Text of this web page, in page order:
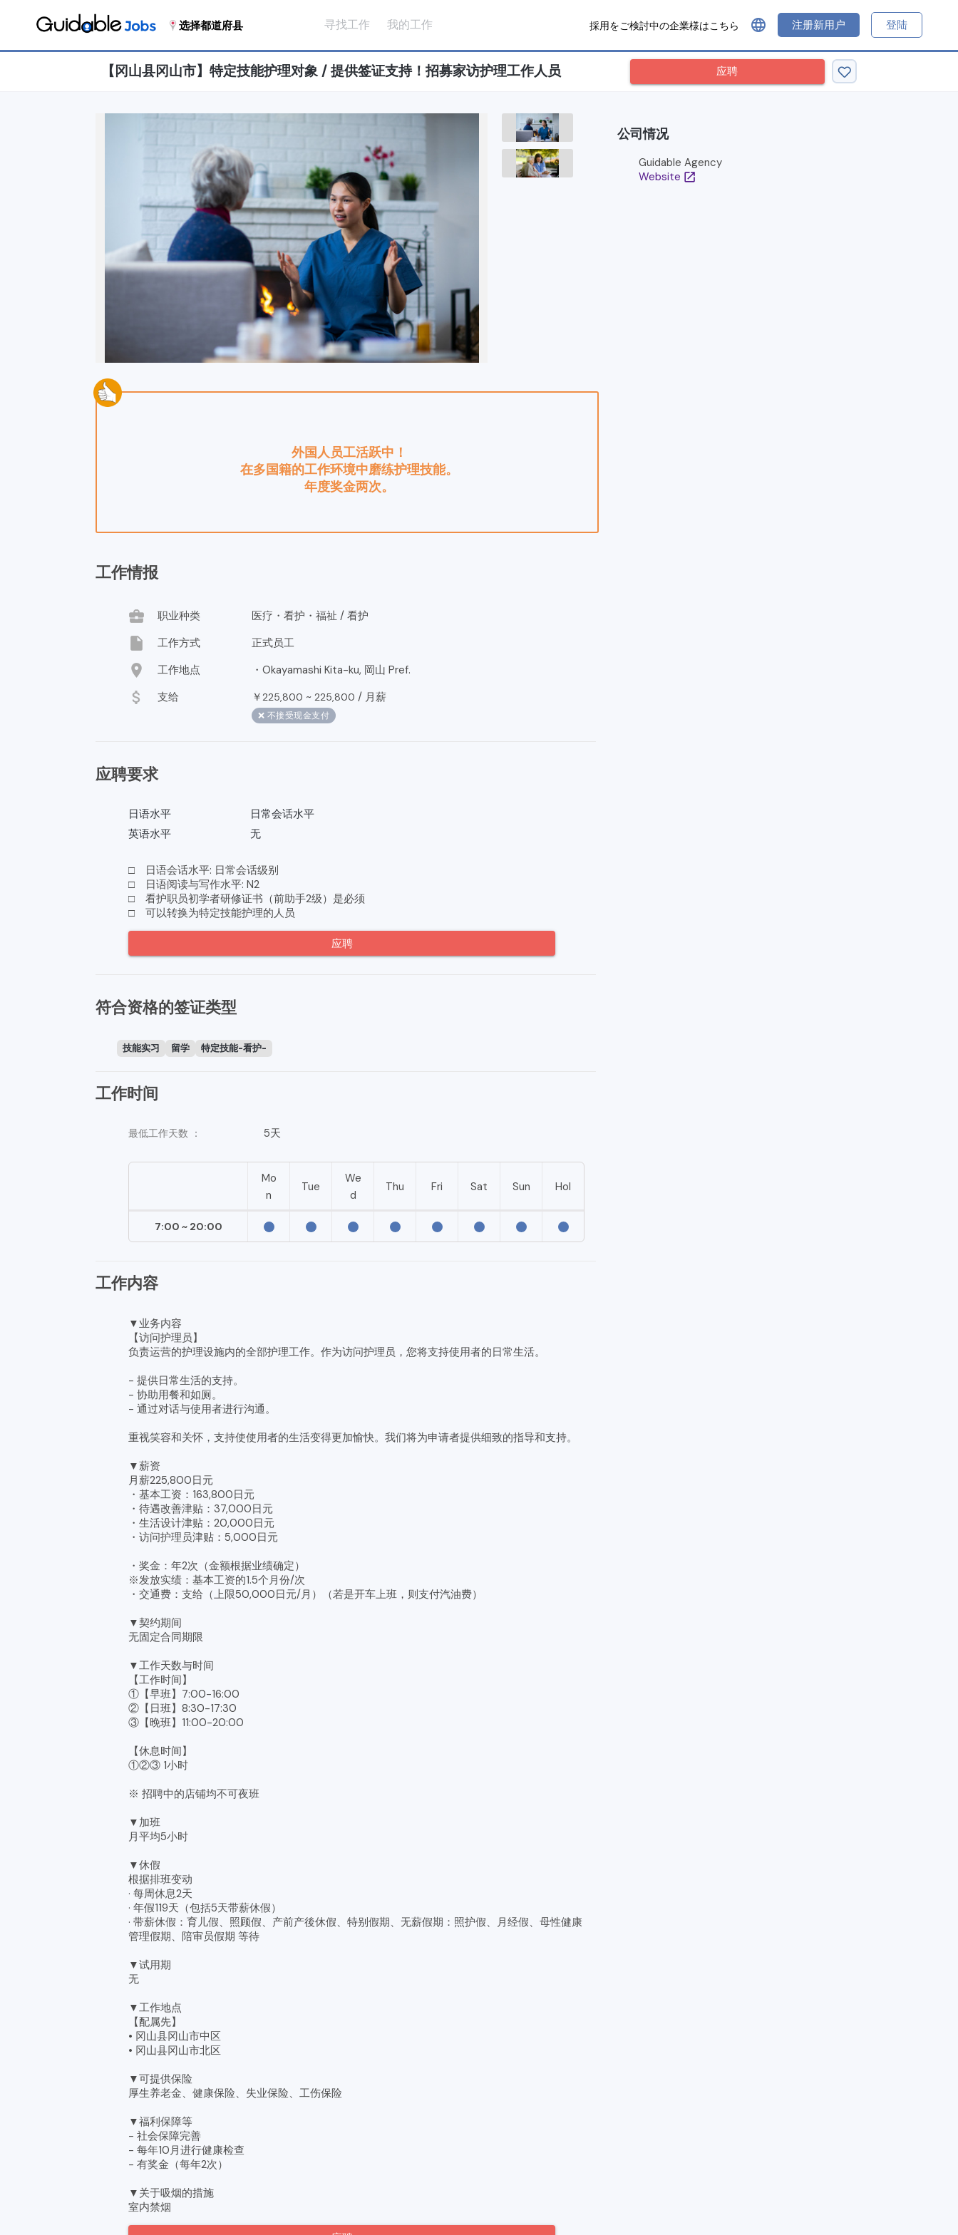
选择都道府县 寻找工作 我的工作 採用をご検討中の企業様はこちら language 注册新用户 登陆
【冈山县冈山市】特定技能护理对象 / 提供签证支持！招募家访护理工作人员 应聘
外国人员工活跃中！
在多国籍的工作环境中磨练护理技能。
年度奖金两次。
工作情报
business_center 职业种类 医疗・看护・福祉 / 看护
insert_drive_file 工作方式 正式员工
location_on 工作地点 ・Okayamashi Kita-ku, 岡山 Pref.
attach_money 支给 ￥225,800 ~ 225,800 / 月薪
❌ 不接受现金支付
应聘要求
日语水平
日常会话水平
英语水平
无
□ 日语会话水平: 日常会话级别
□ 日语阅读与写作水平: N2
□ 看护职员初学者研修证书（前助手2级）是必须
□ 可以转换为特定技能护理的人员
应聘
符合资格的签证类型
技能实习 留学 特定技能-看护-
工作时间
最低工作天数 ： 5天
Mo
n
Tue
We
d
Thu Fri Sat Sun Hol
7:00 ~ 20:00
工作内容
▼业务内容
【访问护理员】
负责运营的护理设施内的全部护理工作。作为访问护理员，您将支持使用者的日常生活。
- 提供日常生活的支持。
- 协助用餐和如厕。
- 通过对话与使用者进行沟通。
重视笑容和关怀，支持使使用者的生活变得更加愉快。我们将为申请者提供细致的指导和支持。
▼薪资
月薪225,800日元
・基本工资：163,800日元
・待遇改善津贴：37,000日元
・生活设计津贴：20,000日元
・访问护理员津贴：5,000日元
・奖金：年2次（金额根据业绩确定）
※发放实绩：基本工资的1.5个月份/次
・交通费：支给（上限50,000日元/月）（若是开车上班，则支付汽油费）
▼契约期间
无固定合同期限
▼工作天数与时间
【工作时间】
①【早班】7:00-16:00
②【日班】8:30-17:30
③【晚班】11:00-20:00
【休息时间】
①②③ 1小时
※ 招聘中的店铺均不可夜班
▼加班
月平均5小时
▼休假
根据排班变动
· 每周休息2天
· 年假119天（包括5天带薪休假）
· 带薪休假：育儿假、照顾假、产前产後休假、特别假期、无薪假期：照护假、月经假、母性健康
管理假期、陪审员假期 等待
▼试用期
无
▼工作地点
【配属先】
• 冈山县冈山市中区
• 冈山县冈山市北区
▼可提供保险
厚生养老金、健康保险、失业保险、工伤保险
▼福利保障等
- 社会保障完善
- 每年10月进行健康检查
- 有奖金（每年2次）
▼关于吸烟的措施
室内禁烟
公司情况
Guidable Agency
Website open_in_new